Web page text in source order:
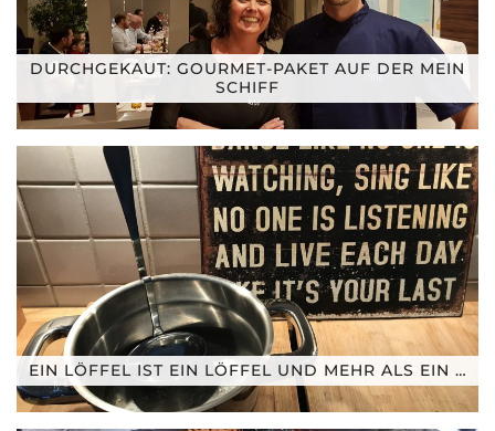
DURCHGEKAUT: GOURMET-PAKET AUF DER MEIN
SCHIFF
EIN LÖFFEL IST EIN LÖFFEL UND MEHR ALS EIN …